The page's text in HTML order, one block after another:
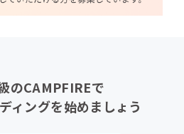
のCAMPFIREで
ィングを始めましょう